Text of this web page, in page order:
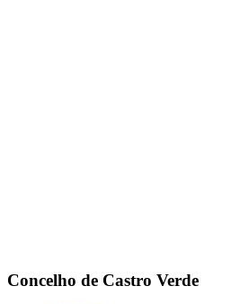
Concelho de Castro Verde